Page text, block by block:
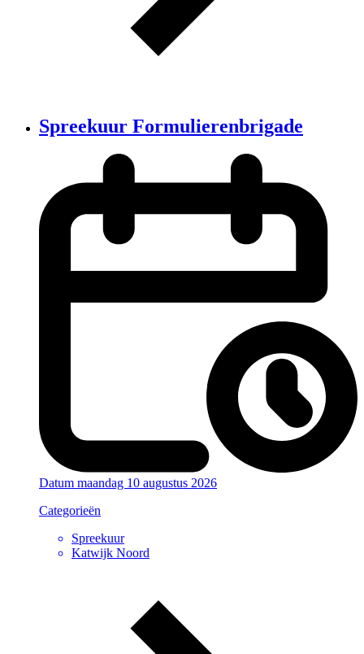
Spreekuur Formulierenbrigade
Datum maandag 10 augustus 2026
Categorieën
Spreekuur
Katwijk Noord